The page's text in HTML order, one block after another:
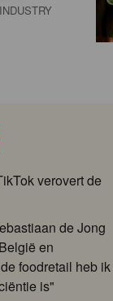
verovert de
de Jong
en
foodretail heb ik
is"